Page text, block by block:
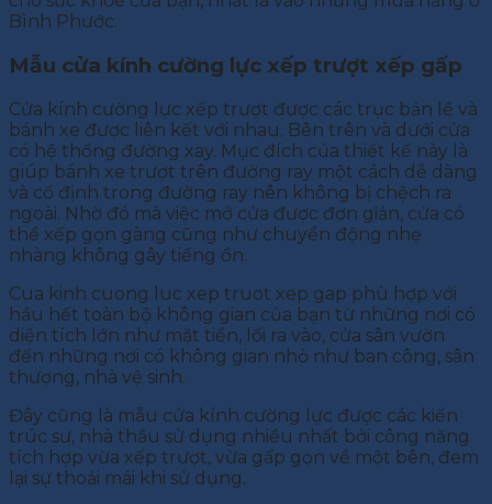
Bình Phước.
Mẫu cửa kính cường lực xếp trượt xếp gấp
Cửa kính cường lực xếp trượt được các trục bản lề và
bánh xe được liên kết với nhau. Bên trên và dưới cửa
có hệ thống đường xay. Mục đích của thiết kế này là
giúp bánh xe trượt trên đường ray một cách dễ dàng
và cố định trong đường ray nên không bị chệch ra
ngoài. Nhờ đó mà việc mở cửa được đơn giản, cửa có
thể xếp gọn gàng cũng như chuyển động nhẹ
nhàng không gây tiếng ồn.
Cua kinh cuong luc xep truot xep gap phù hợp với
hầu hết toàn bộ không gian của bạn từ những nơi có
diện tích lớn như mặt tiền, lối ra vào, cửa sân vườn
đến những nơi có không gian nhỏ như ban công, sân
thượng, nhà vệ sinh.
Đây cũng là mẫu cửa kính cường lực được các kiến
trúc sư, nhà thầu sử dụng nhiều nhất bởi công năng
tích hợp vừa xếp trượt, vừa gấp gọn về một bên, đem
lại sự thoải mái khi sử dụng.